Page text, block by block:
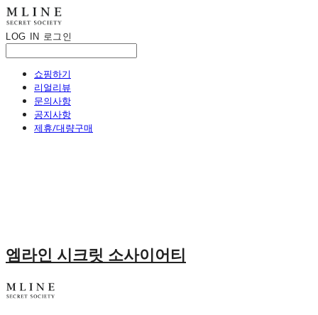
LOG IN 로그인
쇼핑하기
리얼리뷰
문의사항
공지사항
제휴/대량구매
엠라인 시크릿 소사이어티